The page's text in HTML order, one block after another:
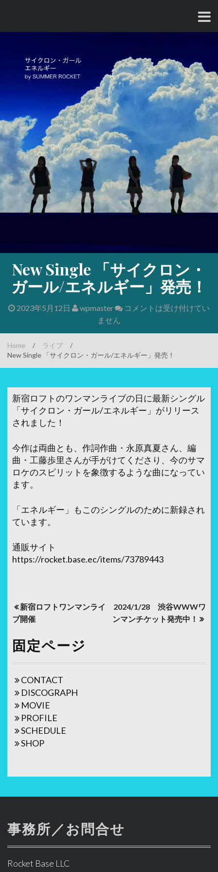
テ
New Single 「サイクロン・
ガール/エネルギー」発売！
2023年5月12日 wpmaster
コメントは受け付けてい
ません
Home / ライブ
/
New Single 「サイクロン・ガール/エネルギー」発売！
新宿ロフトのワンマンライブの日に最新シングル
「サイクロン・ガール/エネルギー」がリリース
されました！
今作は両曲とも、作詞作曲・永原真夏さん、編
曲・工藤歩里さんが手がけてくださり、今のサマ
ロケのスピリットを象徴するような曲になってい
ます。
「エネルギー」もこのシングルのために新録され
ています。
通販サイト
https://rocket.base.ec/items/73789443
投
稿
ナ
ビ
ゲ
ー
シ
ョ
ン
新宿ロフトワンマンライ
ブ開催
2024/1/28 渋谷WWWワ
ンマンチケット発売中！
固定ページ
CONTACT
DISCOGRAPH
MOVIE
PROFILE
SCHEDULE
SHOP
事務所／お問合せ
Rocket Base LLC